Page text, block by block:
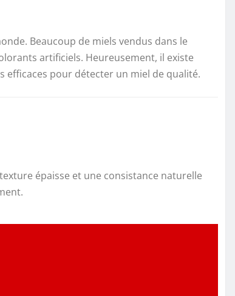
Beaucoup de miels vendus dans le
artificiels. Heureusement, il existe
efficaces pour détecter un miel de qualité.
épaisse et une consistance naturelle